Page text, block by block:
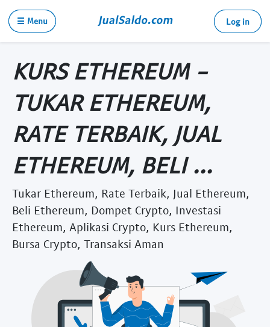
☰ Menu Log in
KURS ETHEREUM -
TUKAR ETHEREUM,
RATE TERBAIK, JUAL
ETHEREUM, BELI ...
Tukar Ethereum, Rate Terbaik, Jual Ethereum,
Beli Ethereum, Dompet Crypto, Investasi
Ethereum, Aplikasi Crypto, Kurs Ethereum,
Bursa Crypto, Transaksi Aman